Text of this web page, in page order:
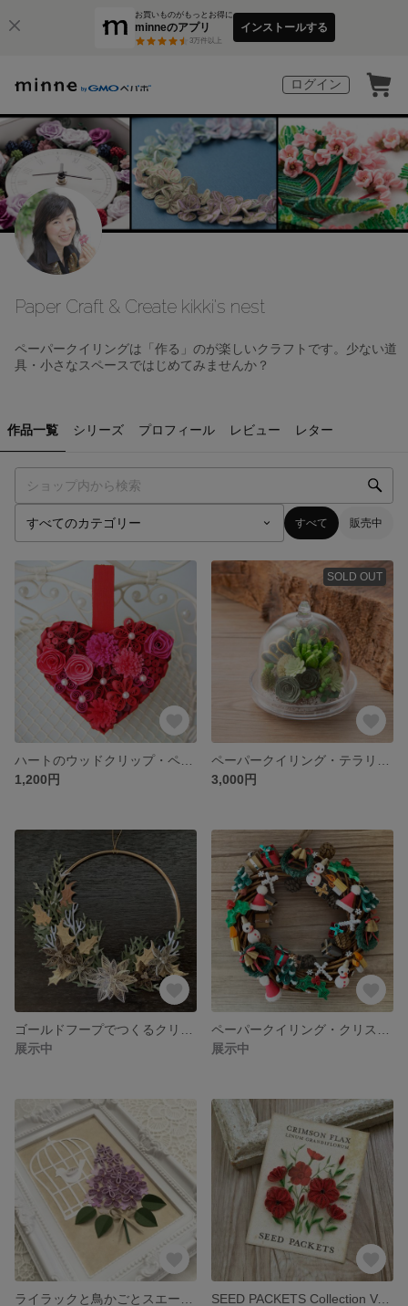
お買いものがもっとお得に
minneのアプリ
3万件以上
インストールする
ログイン
Paper Craft & Create kikki's nest
ペーパークイリングは「作る」のが楽しいクラフトです。少ない道
具・小さなスペースではじめてみませんか？
作品一覧 シリーズ プロフィール レビュー レター
すべて 販売中
1,200円
SOLD OUT
3,000円
展示中
展示中
SEED PACKETS Collection Vol.1『CRIMSON FLAX』